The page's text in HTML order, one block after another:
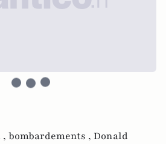
, bombardements , Donald